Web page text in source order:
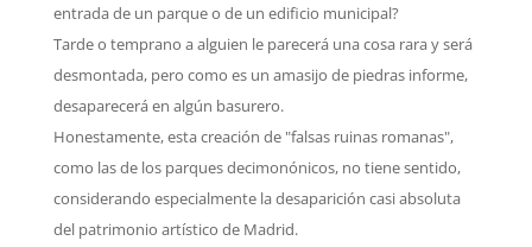
entrada de un parque o de un edificio municipal?
Tarde o temprano a alguien le parecerá una cosa rara y será
desmontada, pero como es un amasijo de piedras informe,
desaparecerá en algún basurero.
Honestamente, esta creación de "falsas ruinas romanas",
como las de los parques decimonónicos, no tiene sentido,
considerando especialmente la desaparición casi absoluta
del patrimonio artístico de Madrid.